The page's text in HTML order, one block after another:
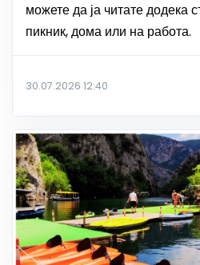
можете да ја читате додека
пикник, дома или на работа.
30.07.2026 12:40